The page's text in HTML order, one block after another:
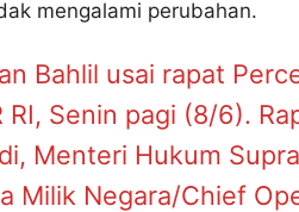
mengalami perubahan.
Bahlil usai rapat
RI, Senin pagi (8/6).
Menteri Hukum
Milik Negara/Chief